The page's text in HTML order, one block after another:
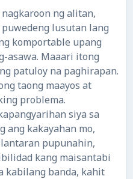
ng alitan,
lusutan lang
komportable upang
asawa. Maaari itong
patuloy na paghirapan.
taong maayos at
problema.
siya sa
ang kakayahan mo,
pupunahin,
kang maisantabi
kabilang banda, kahit